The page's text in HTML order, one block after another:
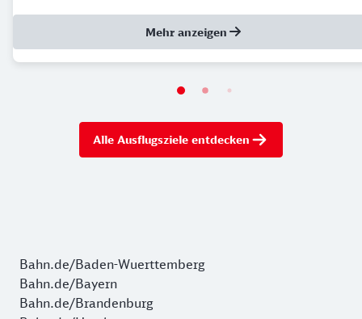
Mehr anzeigen
Alle Ausflugsziele entdecken
Bahn.de/Baden-Wuerttemberg
Bahn.de/Bayern
Bahn.de/Brandenburg